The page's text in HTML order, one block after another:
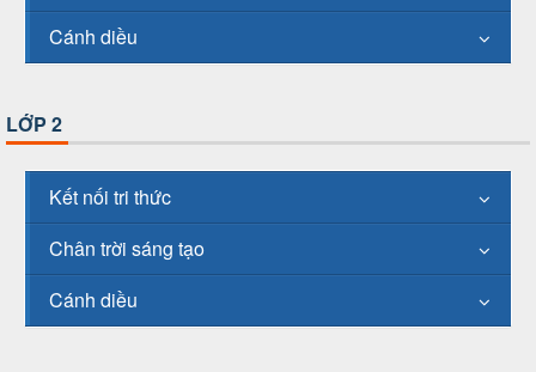
Cánh diều
LỚP 2
Kết nối tri thức
Chân trời sáng tạo
Cánh diều